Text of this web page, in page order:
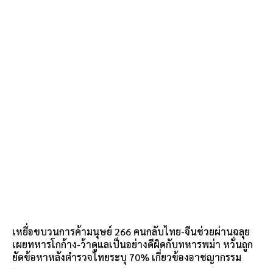
เหยื่อขบวนการค้ามนุษย์ 266 คนกลับไทย-จีนช่วยผ่านฉลุย
เผยทหารโกก้าง-ว้าดูแลเป็นอย่างดีผิดกับทหารพม่า หวั่นถูก
ยัดข้อหาหลังตำรวจไทยระบุ 70% เกี่ยวข้องอาชญากรรม